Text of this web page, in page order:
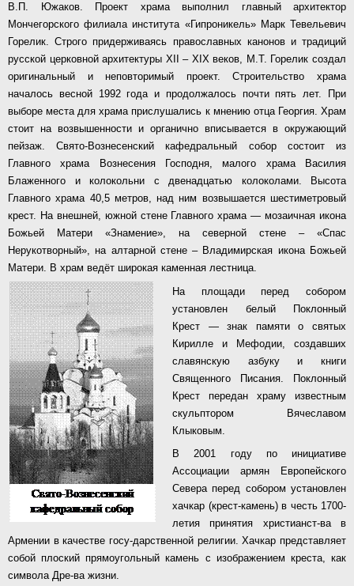
В.П. Южаков. Проект храма выполнил главный архитектор
Мончегорского филиала института «Гипроникель» Марк Тевельевич
Горелик. Строго придерживаясь православных канонов и традиций
русской церковной архитектуры ХII – ХI Х веков, М.Т. Горелик создал
оригинальный и неповторимый проект. Строительство храма
началось весной 1992 года и продолжалось почти пять лет. При
выборе места для храма прислушались к мнению отца Георгия. Храм
стоит на возвышенности и органично вписывается в окружающий
пейзаж. Свято-Вознесенский кафедральный собор состоит из
Главного храма Вознесения Господня, малого храма Василия
Блаженного и колокольни с двенадцатью колоколами. Высота
Главного храма 40,5 метров, над ним возвышается шестиметровый
крест. На внешней, южной стене Главного храма — мозаичная икона
Божьей Матери «Знамение», на северной стене – «Спас
Нерукотворный», на алтарной стене – Владимирская икона Божьей
Матери. В храм ведёт широкая каменная лестница.
На площади перед собором
установлен белый Поклонный
Крест — знак памяти о святых
Кирилле и Мефодии, создавших
славянскую азбуку и книги
Священного Писания. Поклонный
Крест передан храму известным
скульптором Вячеславом
Клыковым.
В 2001 году по инициативе
Ассоциации армян Европейского
Севера перед собором установлен
хачкар (крест-камень) в честь 1700-
летия принятия христианст-ва в
Армении в качестве госу-дарственной религии. Хачкар представляет
собой плоский прямоугольный камень с изображением креста, как
символа Дре-ва жизни.